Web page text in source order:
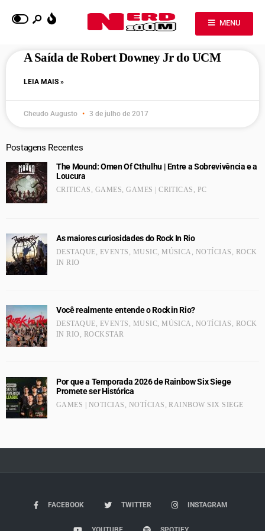
MENU
A Saída de Robert Downey Jr do UCM
LEIA MAIS »
Cheudo Augusto 3 de julho de 2017
Postagens Recentes
The Mound: Omen Of Cthulhu | Entre a Sobrevivência e a
Loucura
CRITICAS , GAMES,GAMES | CRITICAS , PC
As maiores curiosidades do Rock In Rio
DESTAQUE, EVENTS , MUSIC,MÚSICA , NOTÍCIAS , ROCK
IN RIO
Você realmente entende o Rock in Rio?
DESTAQUE, EVENTS , MUSIC,MÚSICA , NOTÍCIAS , ROCK
IN RIO , ROCKSTAR
Por que a Temporada 2026 de Rainbow Six Siege
Promete ser Histórica
GAMES | NOTICIAS , NOTÍCIAS ,RAINBOW SIX SIEGE
FACEBOOK TWITTER INSTAGRAM